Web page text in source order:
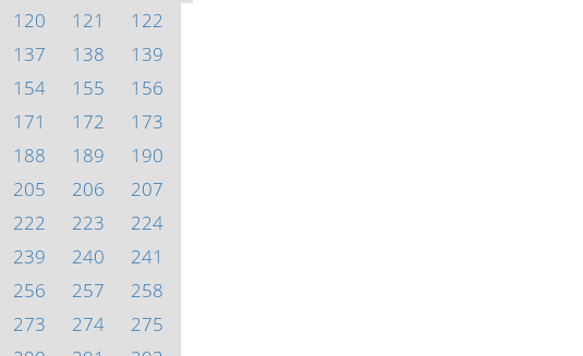
120 121
122
137 138
139
154 155
156
171 172
173
188 189
190
205 206
207
222 223
224
239 240
241
256 257
258
273 274
275